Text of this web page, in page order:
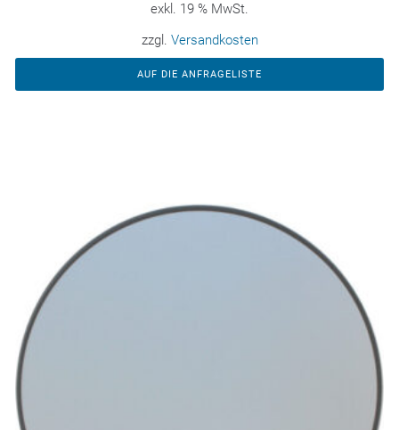
exkl. 19 % MwSt.
zzgl. Versandkosten
AUF DIE ANFRAGELISTE